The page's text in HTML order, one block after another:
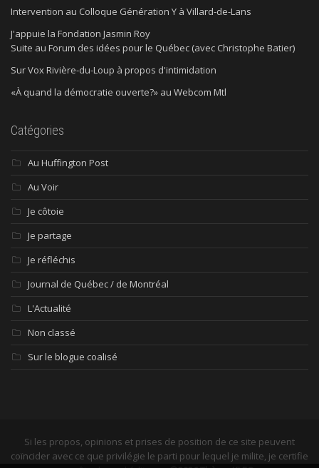
Intervention au Colloque Génération Y à Villard-de-Lans
J'appuie la Fondation Jasmin Roy
Suite au Forum des idées pour le Québec (avec Christophe Batier)
Sur Vox Rivière-du-Loup à propos d'intimidation
«À quand la démocratie ouverte?» au Webcom Mtl
Catégories
Au Huffington Post
Au Voir
Je côtoie
Je partage
Je réfléchis
Journal de Québec / de Montréal
L'Actualité
Non classé
Sur le blogue coalisé
Si les propos, opinions et prises de position de ce site peuvent
coïncider avec ce que privilégie le parti pour lequel je milite, je certifie